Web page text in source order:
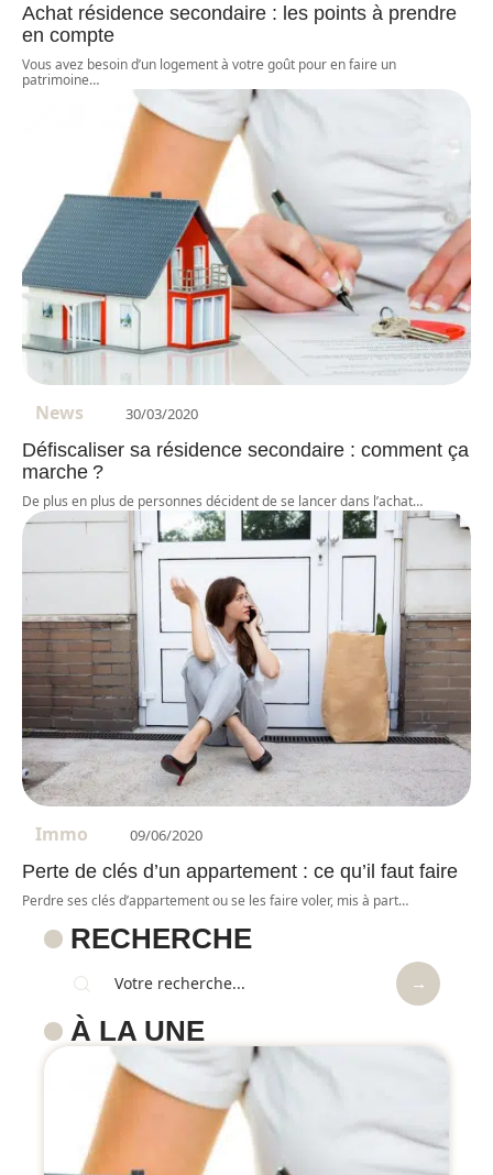
Achat résidence secondaire : les points à prendre
en compte
Vous avez besoin d’un logement à votre goût pour en faire un
patrimoine…
News 30/03/2020
Défiscaliser sa résidence secondaire : comment ça
marche ?
De plus en plus de personnes décident de se lancer dans l’achat…
Immo 09/06/2020
Perte de clés d’un appartement : ce qu’il faut faire
Perdre ses clés d’appartement ou se les faire voler, mis à part…
RECHERCHE
À LA UNE